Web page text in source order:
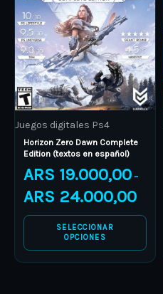
Juegos digitales Ps4
Horizon Zero Dawn Complete
Edition (textos en español)
ARS 19.000,00 –
ARS 24.000,00
SELECCIONAR
OPCIONES
multiple
variants.
The
options
may
be
chosen
on
the
product